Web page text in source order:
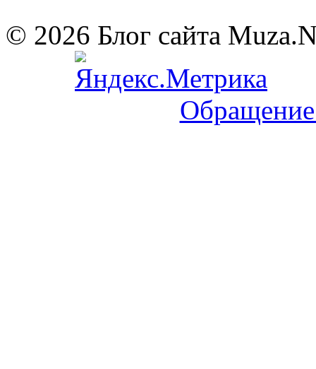
© 2026 Блог сайта
Обращение